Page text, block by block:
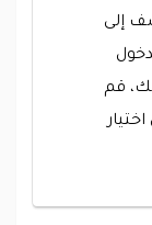
إلى
قم